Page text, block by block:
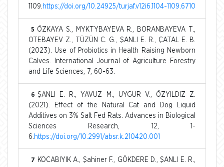
1109. https://doi.org/10.24925/turjaf.v12i6.1104-1109.6710
5 ÖZKAYA S., MYKTYBAYEVA R., BORANBAYEVA T.,
OTEBAYEV Z., TÜZÜN C. G., ŞANLI E. R., ÇATAL E. B.
(2023). Use of Probiotics in Health Raising Newborn
Calves. International Journal of Agriculture Forestry
and Life Sciences, 7, 60-63.
6 ŞANLI E. R., YAVUZ M., UYGUR V., ÖZYILDIZ Z.
(2021). Effect of the Natural Cat and Dog Liquid
Additives on 3% Salt Fed Rats. Advances in Biological
Sciences Research, 12, 1-
6. https://doi.org/10.2991/absr.k.210420.001
7
KOCABIYIK A., Şahiner F., GÖKDERE D., ŞANLI E. R.,